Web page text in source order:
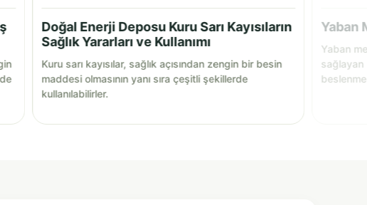
Doğal Enerji Deposu Kuru Sarı Kayısıların
Sağlık Yararları ve Kullanımı
Kuru sarı kayısılar, sağlık açısından zengin bir besin
maddesi olmasının yanı sıra çeşitli şekillerde
kullanılabilirler.
Yaban
Yaban
sağlayan